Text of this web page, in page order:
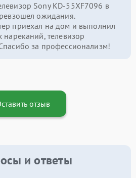
Sony KD-55XF7096 в
ожидания.
приехал на дом и выполнил
нареканий, телевизор
за профессионализм!
отзыв
и ответы